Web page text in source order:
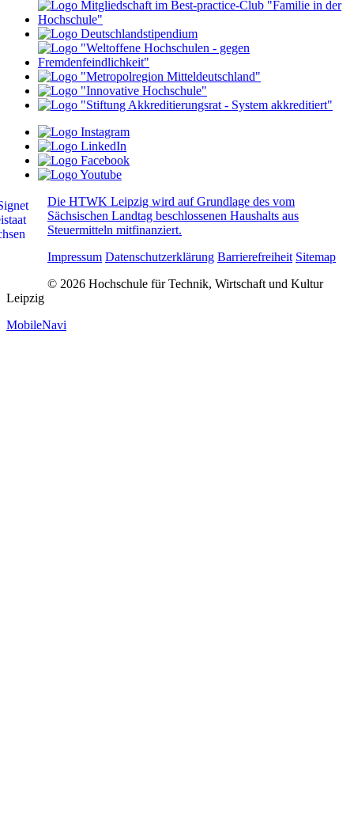
Die HTWK Leipzig wird auf Grundlage des vom
Sächsischen Landtag beschlossenen Haushalts aus
Steuermitteln mitfinanziert.
Impressum Datenschutzerklärung Barrierefreiheit Sitemap
© 2026 Hochschule für Technik, Wirtschaft und Kultur
Leipzig
MobileNavi